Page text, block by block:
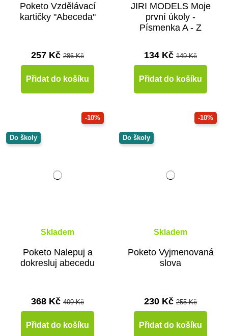
Poketo Vzdělávací
kartičky "Abeceda"
257 Kč 286 Kč
Přidat do košíku
JIRI MODELS Moje
první úkoly -
Písmenka A - Z
134 Kč 149 Kč
Přidat do košíku
-10%
Do školy
Skladem
Poketo Nalepuj a
dokresluj abecedu
368 Kč 409 Kč
Přidat do košíku
-10%
Do školy
Skladem
Poketo Vyjmenovaná
slova
230 Kč 255 Kč
Přidat do košíku